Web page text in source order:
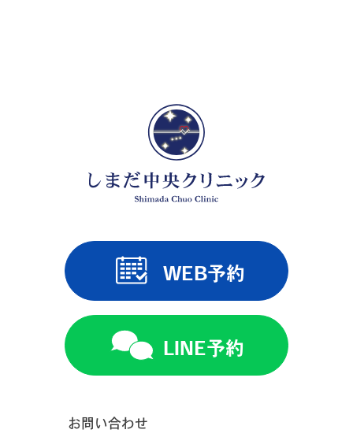
WEB予約
LINE予約
お問い合わせ